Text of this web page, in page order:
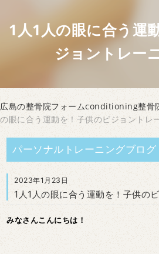
1人1人の眼に合う運
ジョントレー
広島の整骨院フォームconditioning整骨
の眼に合う運動を！子供のビジョントレ
パーソナルトレーニングブログ
2023年1月23日
1人1人の眼に合う運動を！子供の
みなさんこんにちは！